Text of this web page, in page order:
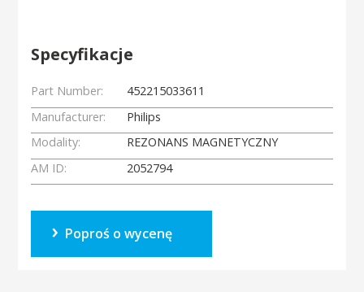
Specyfikacje
Part Number:
452215033611
Manufacturer:
Philips
Modality:
REZONANS MAGNETYCZNY
AM ID:
2052794
Poproś o wycenę